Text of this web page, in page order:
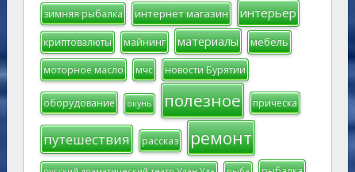
зимняя рыбалка интернет магазин интерьер
криптовалюты майнинг материалы мебель
моторное масло мчс новости Бурятии
оборудование окунь полезное прическа
путешествия рассказ ремонт